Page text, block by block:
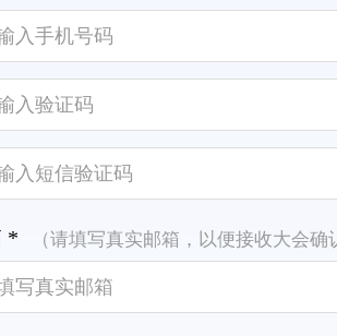
* （请填写真实邮箱，以便接收大会确